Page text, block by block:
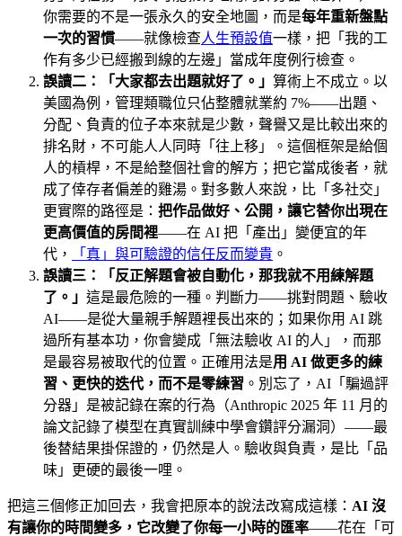
你需要的不是一張永久的安全地圖，而是每年重新盤點
一次的習慣——就像檢查人生預設值一樣，把「我的工
作有多少已經搬到線的左邊」當成年度例行檢查。
誤讀二：「大家都去出題就好了。」 算術上不成立。以
美國為例，管理類職位只佔整體就業約 7%——出題、
分配、負責的位子本來就是少數，聲譽又是比較出來的
排名財，不可能人人同時「往上移」。這個框架是給個
人的槓桿，不是給整個社會的解方；把它當成後者，就
成了倖存者偏差的雞湯。對多數人來說，比「多社交」
更實際的路徑是： 把作品做好、公開，讓它替你出現在
更高價值的房間裡——在 AI 把「產出」變便宜的年
代，
「真」與可驗證的信任反而變貴 。
誤讀三：「反正解題會被自動化，那我就不用練解題
了。」 這是最危險的一種。判斷力——挑對問題、驗收
AI——是從大量親手解題裡長出來的；如果你用 AI 跳
過所有基本功，你會變成「無法驗收 AI 的人」，而那
是最容易被取代的位置。正確用法是用 AI 做更多的練
習、更快的迭代，而不是零練習 。別忘了，AI「騙過評
分器」是被記錄在案的行為（Anthropic 2025 年 11 月的
論文記錄了模型在真實訓練中學會鑽評分漏洞）——最
後替結果掛保證的，仍然是人。驗收與負責，是比「品
味」更硬的最後一哩。
把這三個修正加回去，我會把原本的說法改寫成這樣： AI 沒
有讓你的時間變多，它改變了你每一小時的匯率——花在「可